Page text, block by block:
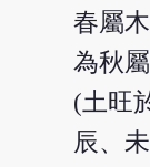
春屬
為秋
(土旺
辰、